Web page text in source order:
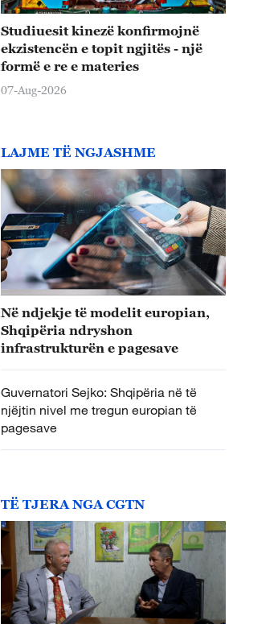
Studiuesit kinezë konfirmojnë
ekzistencën e topit ngjitës - një
formë e re e materies
07-Aug-2026
LAJME TË NGJASHME
Në ndjekje të modelit europian,
Shqipëria ndryshon
infrastrukturën e pagesave
Guvernatori Sejko: Shqipëria në të
njëjtin nivel me tregun europian të
pagesave
TË TJERA NGA CGTN